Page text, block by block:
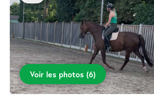
Voir les photos (6)